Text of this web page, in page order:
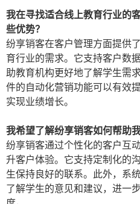
我在寻找适合线上教育行业的
些优势？
纷享销客在客户管理方面提供
育行业的需求。它支持客户数
助教育机构更好地了解学生需
件的自动化营销功能可以有效
实现业绩增长。
我希望了解纷享销客如何帮助
纷享销客通过个性化的客户互
升客户体验。它支持定制化的
生保持良好的联系。此外，系
了解学生的意见和建议，进一